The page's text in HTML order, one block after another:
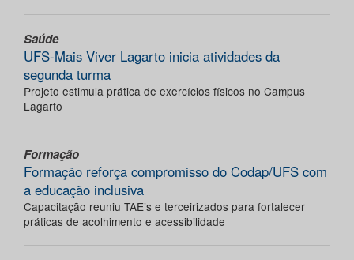
Saúde
UFS-Mais Viver Lagarto inicia atividades da
segunda turma
Projeto estimula prática de exercícios físicos no Campus
Lagarto
Formação
Formação reforça compromisso do Codap/UFS com
a educação inclusiva
Capacitação reuniu TAE’s e terceirizados para fortalecer
práticas de acolhimento e acessibilidade